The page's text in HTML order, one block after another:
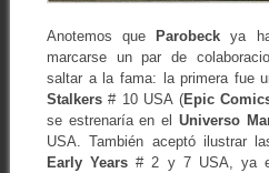
Anotemos queParobeck ya
marcarse un par de
saltar a la fama: la primera fue
Stalkers# 10 USA (Epic
se estrenaría en el Universo
USA. También aceptó ilustrar
Early Years # 2 y 7 USA, ya